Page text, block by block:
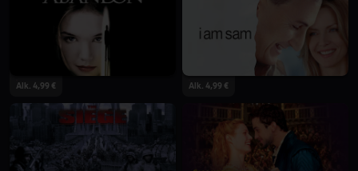
Alk. 4,99 € Alk. 4,99 €